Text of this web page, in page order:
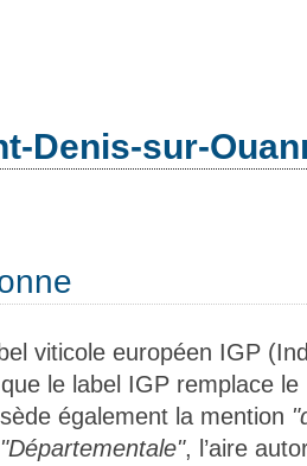
Denis-sur-
viticole européen IGP
le label IGP remplace
également la mention
"Départementale", l’aire